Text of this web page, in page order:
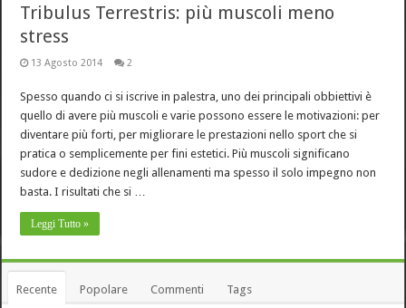
Tribulus Terrestris: più muscoli meno
stress
13 Agosto 2014 2
Spesso quando ci si iscrive in palestra, uno dei principali obbiettivi è
quello di avere più muscoli e varie possono essere le motivazioni: per
diventare più forti, per migliorare le prestazioni nello sport che si
pratica o semplicemente per fini estetici. Più muscoli significano
sudore e dedizione negli allenamenti ma spesso il solo impegno non
basta. I risultati che si …
Leggi Tutto »
Recente Popolare Commenti Tags